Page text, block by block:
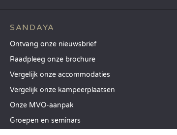
SANDAYA
Ontvang onze nieuwsbrief
Raadpleeg onze brochure
Vergelijk onze accommodaties
Vergelijk onze kampeerplaatsen
Onze MVO-aanpak
Groepen en seminars